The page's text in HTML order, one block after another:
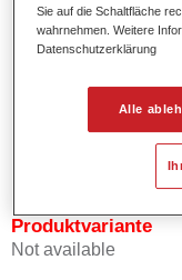
Bietet eine hohe
Effektausrichtung.
Fördert kurze
Ermöglicht
Kann variabel
Mehrschicht-
Produktvariante
Not available
Sie auf die Schaltfläche
wahrnehmen. Weitere
Datenschutzerklärung
Alle